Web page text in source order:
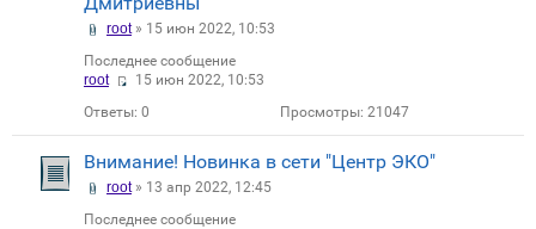
root» 15 июн 2022, 10:53
Последнее сообщение
root
15 июн 2022, 10:53
Ответы: 0 Просмотры: 21047
Внимание! Новинка в сети "Центр ЭКО"
root» 13 апр 2022, 12:45
Последнее сообщение